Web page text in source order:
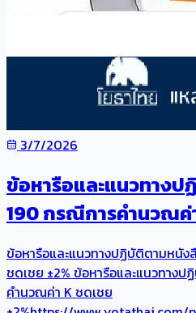
3/7/2026
ข้อหารือและแนวทาง
190 กรณีการคำนวณค่
ข้อหารือและแนวทางปฏิบัติตามหนั
ชดเชย ±2% ข้อหารือและแนวทาง
คำนวณค่า K ชดเชย